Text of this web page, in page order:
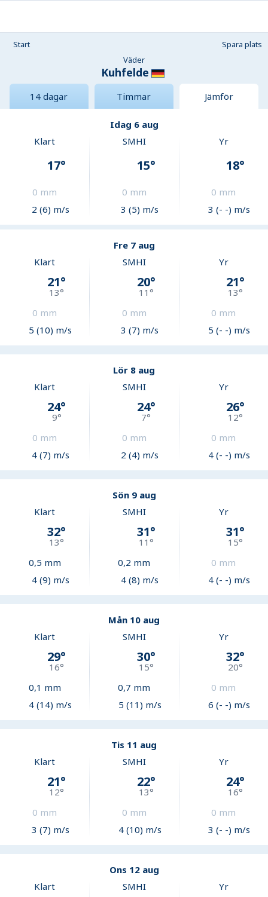
Start
Spara plats
Väder
Kuhfelde
14 dagar Timmar Jämför
Idag 6 aug
Klart
17°
0 mm
2 (6) m/s
SMHI
15°
0 mm
3 (5) m/s
Yr
18°
0 mm
3 (- -) m/s
Fre 7 aug
Klart
21°
13°
0 mm
5 (10) m/s
SMHI
20°
11 °
0 mm
3 (7) m/s
Yr
21°
13°
0 mm
5 (- -) m/s
Lör 8 aug
Klart
24°
9°
0 mm
4 (7) m/s
SMHI
24°
7°
0 mm
2 (4) m/s
Yr
26°
12°
0 mm
4 (- -) m/s
Sön 9 aug
Klart
32°
13°
0,5 mm
4 (9) m/s
SMHI
31°
11 °
0,2 mm
4 (8) m/s
Yr
31°
15°
0 mm
4 (- -) m/s
Mån 10 aug
Klart
29°
16°
0,1 mm
4 (14) m/s
SMHI
30°
15°
0,7 mm
5 (11) m/s
Yr
32°
20°
0 mm
6 (- -) m/s
Tis 11 aug
Klart
21°
12°
0 mm
3 (7) m/s
SMHI
22°
13°
0 mm
4 (10) m/s
Yr
24°
16°
0 mm
3 (- -) m/s
Ons 12 aug
Klart
SMHI Yr